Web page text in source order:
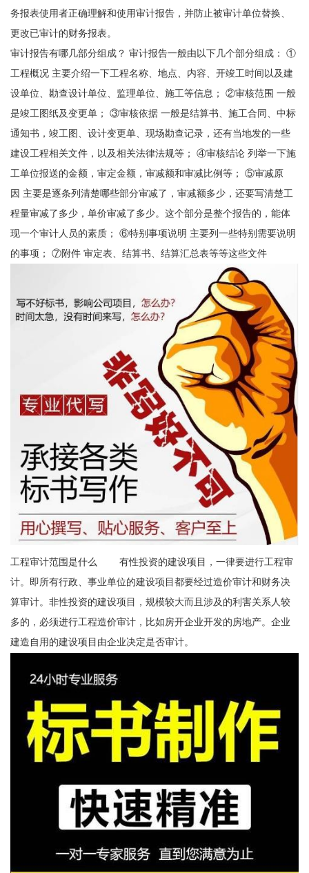
务报表使用者正确理解和使用审计报告，并防止被审计单位替换、
更改已审计的财务报表。
审计报告有哪几部分组成？ 审计报告一般由以下几个部分组成： ①
工程概况 主要介绍一下工程名称、地点、内容、开竣工时间以及建
设单位、勘查设计单位、监理单位、施工等信息； ②审核范围 一般
是竣工图纸及变更单； ③审核依据 一般是结算书、施工合同、中标
通知书，竣工图、设计变更单、现场勘查记录，还有当地发的一些
建设工程相关文件，以及相关法律法规等； ④审核结论 列举一下施
工单位报送的金额，审定金额，审减额和审减比例等； ⑤审减原
因 主要是逐条列清楚哪些部分审减了，审减额多少，还要写清楚工
程量审减了多少，单价审减了多少。这个部分是整个报告的，能体
现一个审计人员的素质； ⑥特别事项说明 主要列一些特别需要说明
的事项； ⑦附件 审定表、结算书、结算汇总表等等这些文件
工程审计范围是什么 有性投资的建设项目，一律要进行工程审
计。即所有行政、事业单位的建设项目都要经过造价审计和财务决
算审计。非性投资的建设项目，规模较大而且涉及的利害关系人较
多的，必须进行工程造价审计，比如房开企业开发的房地产。企业
建造自用的建设项目由企业决定是否审计。